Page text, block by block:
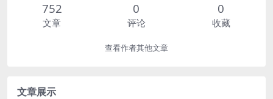
752
文章
0
评论
0
收藏
查看作者其他文章
文章展示